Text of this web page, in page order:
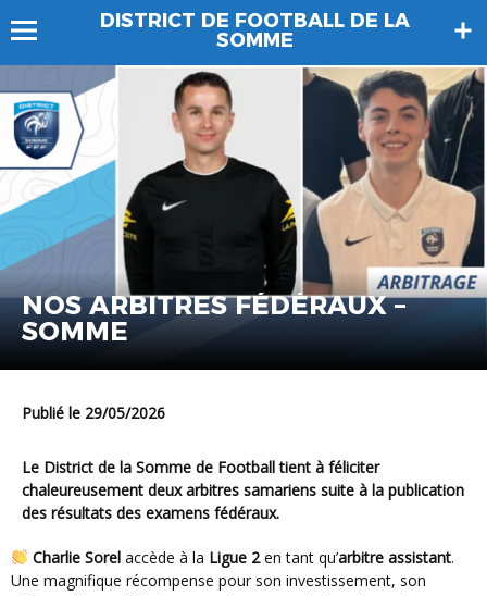
DISTRICT DE FOOTBALL DE LA
SOMME
NOS ARBITRES FÉDÉRAUX –
SOMME
Publié le 29/05/2026
Le District de la Somme de Football tient à féliciter
chaleureusement deux arbitres samariens suite à la publication
des résultats des examens fédéraux.
Charlie Sorelaccède à la Ligue 2en tant qu’arbitre assistant.
Une magnifique récompense pour son investissement, son